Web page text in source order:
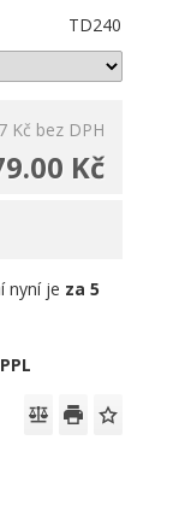
TD240
Kč bez DPH
Kč
nyní je za 5